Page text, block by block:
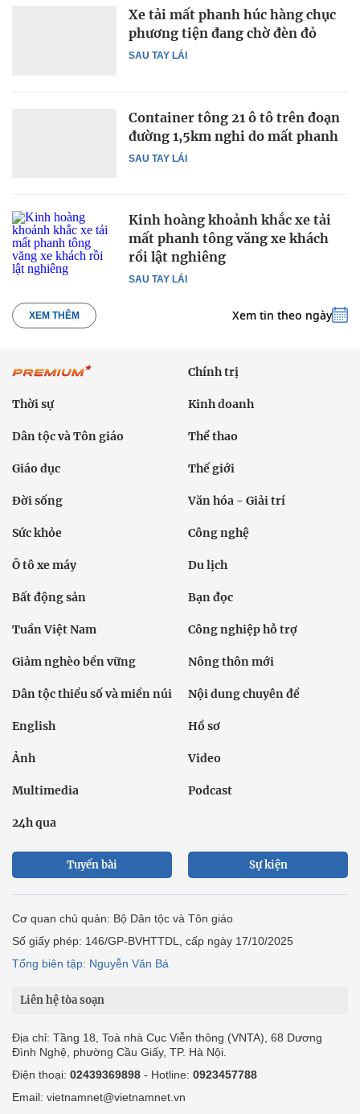
SAU TAY LÁI
Xe tải mất phanh húc hàng chục
phương tiện đang chờ đèn đỏ
SAU TAY LÁI
Container tông 21 ô tô trên đoạn
đường 1,5km nghi do mất phanh
SAU TAY LÁI
Kinh hoàng khoảnh khắc xe tải
mất phanh tông văng xe khách
rồi lật nghiêng
XEM THÊM Xem tin theo ngày
Chính trị
Thời sự Kinh doanh
Dân tộc và Tôn giáo Thể thao
Giáo dục Thế giới
Đời sống Văn hóa - Giải trí
Sức khỏe Công nghệ
Ô tô xe máy Du lịch
Bất động sản Bạn đọc
Tuần Việt Nam Công nghiệp hỗ trợ
Giảm nghèo bền vững Nông thôn mới
Dân tộc thiểu số và miền núi Nội dung chuyên đề
English Hồ sơ
Ảnh Video
Multimedia Podcast
24h qua
Tuyến bài Sự kiện
Cơ quan chủ quản: Bộ Dân tộc và Tôn giáo
Số giấy phép: 146/GP-BVHTTDL, cấp ngày 17/10/2025
Tổng biên tập: Nguyễn Văn Bá
Liên hệ tòa soạn
Địa chỉ: Tầng 18, Toà nhà Cục Viễn thông (VNTA), 68 Dương
Đình Nghệ, phường Cầu Giấy, TP. Hà Nội.
Điện thoại: 02439369898 - Hotline: 0923457788
Email: vietnamnet@vietnamnet.vn